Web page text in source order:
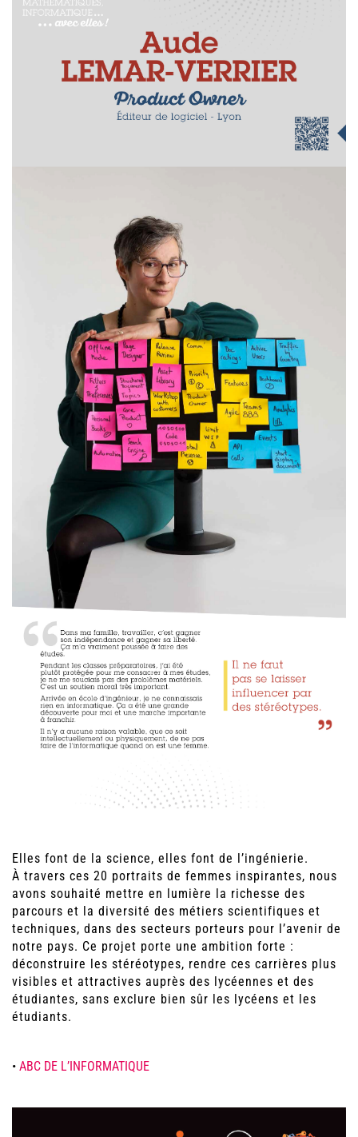
Elles font de la science, elles font de l’ingénierie.
À travers ces 20 portraits de femmes inspirantes, nous
avons souhaité mettre en lumière la richesse des
parcours et la diversité des métiers scientifiques et
techniques, dans des secteurs porteurs pour l’avenir de
notre pays. Ce projet porte une ambition forte :
déconstruire les stéréotypes, rendre ces carrières plus
visibles et attractives auprès des lycéennes et des
étudiantes, sans exclure bien sûr les lycéens et les
étudiants.
• ABC DE L’INFORMATIQUE